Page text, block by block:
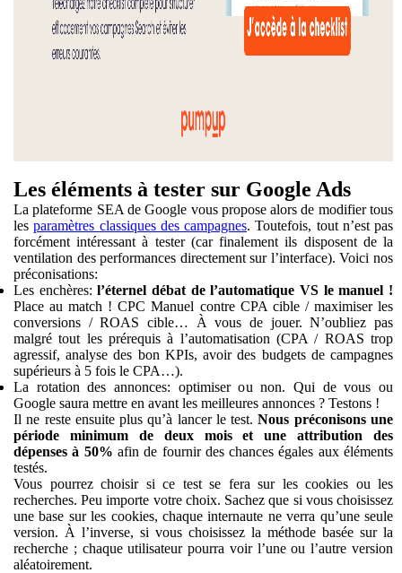
Les éléments à tester sur Google Ads
La plateforme SEA de Google vous propose alors de modifier tous
lesparamètres classiques des campagnes. Toutefois, tout n’est pas
forcément intéressant à tester (car finalement ils disposent de la
ventilation des performances directement sur l’interface). Voici nos
préconisations:
Les enchères:l’éternel débat de l’automatique VS le manuel !
Place au match ! CPC Manuel contre CPA cible / maximiser les
conversions / ROAS cible… À vous de jouer. N’oubliez pas
malgré tout les prérequis à l’automatisation (CPA / ROAS trop
agressif, analyse des bon KPIs, avoir des budgets de campagnes
supérieurs à 5 fois le CPA…).
La rotation des annonces: optimiser ou non. Qui de vous ou
Google saura mettre en avant les meilleures annonces ? Testons !
Il ne reste ensuite plus qu’à lancer le test.Nous préconisons une
période minimum de deux mois et une attribution des
dépenses à 50% afin de fournir des chances égales aux éléments
testés.
Vous pourrez choisir si ce test se fera sur les cookies ou les
recherches. Peu importe votre choix. Sachez que si vous choisissez
une base sur les cookies, chaque internaute ne verra qu’une seule
version. À l’inverse, si vous choisissez la méthode basée sur la
recherche ; chaque utilisateur pourra voir l’une ou l’autre version
aléatoirement.